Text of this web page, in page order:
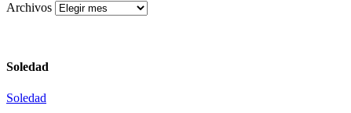
Archivos
Soledad
Soledad